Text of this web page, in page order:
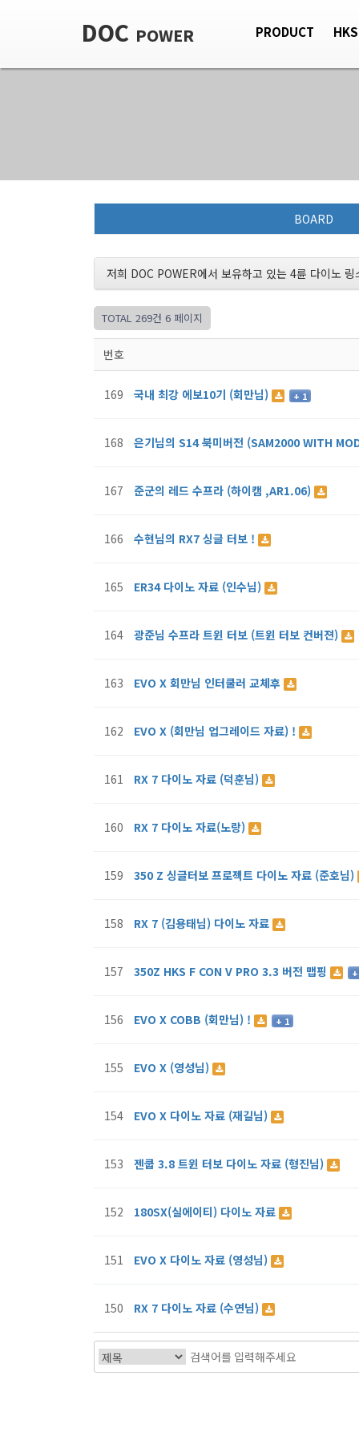
DOC POWER PRODUCT HKS
BOARD
저희 DOC POWER에서 보유하고 있는 4륜 다이노
TOTAL 269건 6 페이지
번호
169 국내 최강 에보10기 (회만님) + 1
168 은기님의 S14 북미버전 (SAM2000 WITH
167 준군의 레드 수프라 (하이캠 ,AR1.06)
166 수현님의 RX7 싱글 터보 !
165 ER34 다이노 자료 (인수님)
164 광준님 수프라 트윈 터보 (트윈 터보 컨버젼)
163 EVO X 회만님 인터쿨러 교체후
162 EVO X (회만님 업그레이드 자료) !
161 RX 7 다이노 자료 (덕훈님)
160 RX 7 다이노 자료(노랑)
159 350 Z 싱글터보 프로젝트 다이노 자료 (준호님)
158 RX 7 (김용태님) 다이노 자료
157 350Z HKS F CON V PRO 3.3 버전 맵핑
156 EVO X COBB (회만님) ! + 1
155 EVO X (영성님)
154 EVO X 다이노 자료 (재길님)
153 젠쿱 3.8 트윈 터보 다이노 자료 (형진님)
152 180SX(실에이티) 다이노 자료
151 EVO X 다이노 자료 (영성님)
150 RX 7 다이노 자료 (수연님)